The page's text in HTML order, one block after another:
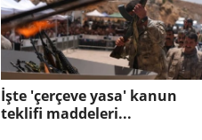
İşte 'çerçeve yasa' kanun
teklifi maddeleri...